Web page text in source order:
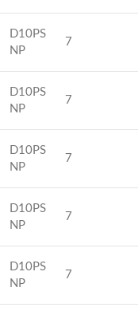
D10PS
NP
7
D10PS
NP
7
D10PS
NP
7
D10PS
NP
7
D10PS
NP
7